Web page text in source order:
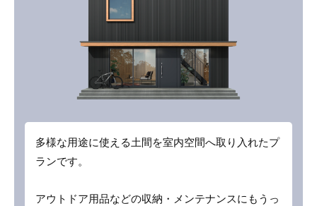
多様な用途に使える土間を室内空間へ取り入れたプ
ランです。
アウトドア用品などの収納・メンテナンスにもうっ